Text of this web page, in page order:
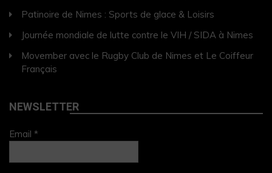
Patinoire de Nimes : Sports de glace & Loisirs
Journée mondiale de lutte contre le VIH / SIDA à Nimes
Movember avec le Rugby Club de Nimes et Le Coiffeur
Français
NEWSLETTER
Email *